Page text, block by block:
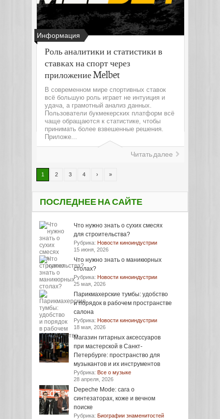
Информация
Роль аналитики и статистики в
ставках на спорт через
приложение Melbet
В современном мире спортивных ставок
всё большую роль играет не интуиция и
удача, а грамотный анализ данных.
Пользователи букмекерских платформ всё
чаще обращаются к статистике, чтобы
принимать более взвешенные решения.
Приложе...
Читать далее
1 2 3 4 › »
ПОСЛЕДНЕЕ НА САЙТЕ
Что нужно знать о сухих смесях
для строительства?
Рубрика: Новости киноиндустрии
15 июня, 2026
Что нужно знать о маникюрных
столах?
Рубрика: Новости киноиндустрии
25 мая, 2026
Парикмахерские тумбы: удобство
и порядок в рабочем пространстве
салона
Рубрика: Новости киноиндустрии
18 мая, 2026
Магазин гитарных аксессуаров
при мастерской в Санкт-
Петербурге: пространство для
музыкантов и их инструментов
Рубрика: Все о музыке
28 апреля, 2026
Depeche Mode: сага о
синтезаторах, коже и вечном
поиске
Рубрика: Биографии знаменитостей